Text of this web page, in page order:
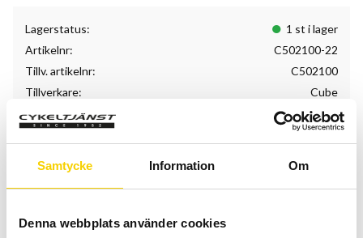
Samtycke Information Om
Denna webbplats använder cookies
Lagerstatus
1 st i lager
Artikelnr
C502100-22
Tillv. artikelnr
C502100
Tillverkare
Cube
Specifikationer
Ram: Aluminium Lite
100mm Lockout